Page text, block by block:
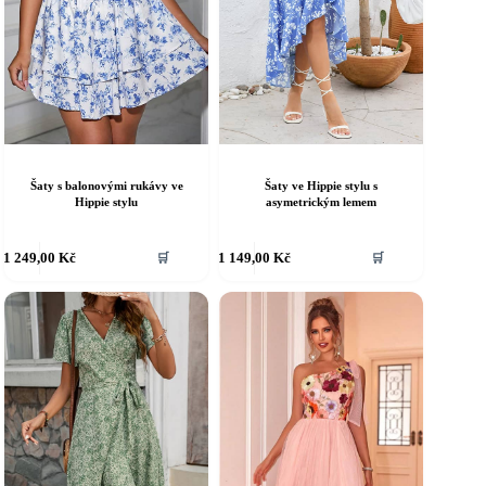
Šaty s balonovými rukávy ve
Hippie stylu
1 249,00 Kč 🛒
Šaty ve Hippie stylu s
asymetrickým lemem
1 149,00 Kč 🛒
produkt
více
variant.
stránce
produktu